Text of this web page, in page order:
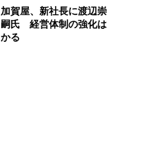
加賀屋、新社長に渡辺崇
嗣氏 経営体制の強化は
かる